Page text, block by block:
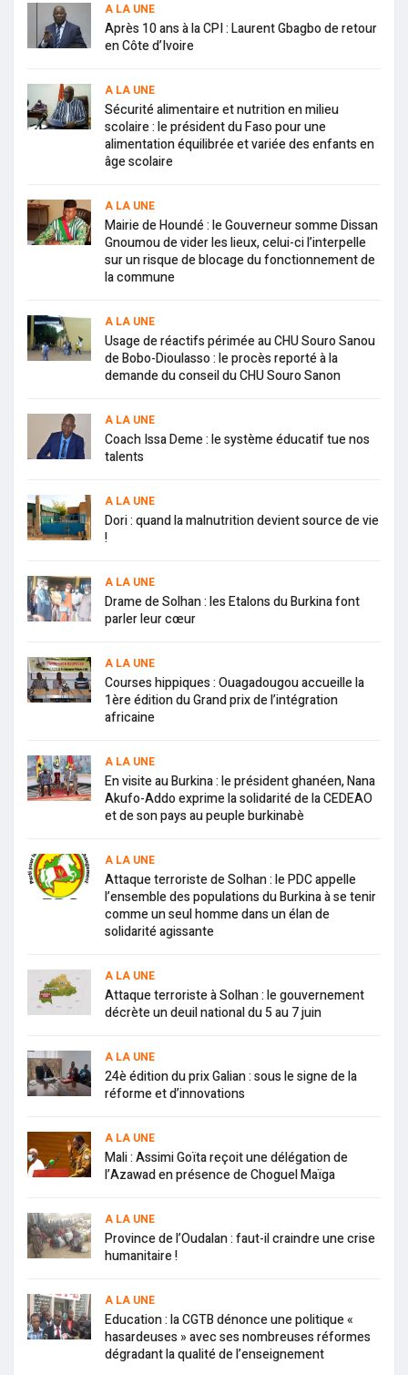
A LA UNE
Après 10 ans à la CPI : Laurent Gbagbo de retour
en Côte d’Ivoire
A LA UNE
Sécurité alimentaire et nutrition en milieu
scolaire : le président du Faso pour une
alimentation équilibrée et variée des enfants en
âge scolaire
A LA UNE
Mairie de Houndé : le Gouverneur somme Dissan
Gnoumou de vider les lieux, celui-ci l’interpelle
sur un risque de blocage du fonctionnement de
la commune
A LA UNE
Usage de réactifs périmée au CHU Souro Sanou
de Bobo-Dioulasso : le procès reporté à la
demande du conseil du CHU Souro Sanon
A LA UNE
Coach Issa Deme : le système éducatif tue nos
talents
A LA UNE
Dori : quand la malnutrition devient source de vie
!
A LA UNE
Drame de Solhan : les Etalons du Burkina font
parler leur cœur
A LA UNE
Courses hippiques : Ouagadougou accueille la
1ère édition du Grand prix de l’intégration
africaine
A LA UNE
En visite au Burkina : le président ghanéen, Nana
Akufo-Addo exprime la solidarité de la CEDEAO
et de son pays au peuple burkinabè
A LA UNE
Attaque terroriste de Solhan : le PDC appelle
l’ensemble des populations du Burkina à se tenir
comme un seul homme dans un élan de
solidarité agissante
A LA UNE
Attaque terroriste à Solhan : le gouvernement
décrète un deuil national du 5 au 7 juin
A LA UNE
24è édition du prix Galian : sous le signe de la
réforme et d’innovations
A LA UNE
Mali : Assimi Goïta reçoit une délégation de
l’Azawad en présence de Choguel Maïga
A LA UNE
Province de l’Oudalan : faut-il craindre une crise
humanitaire !
A LA UNE
Education : la CGTB dénonce une politique «
hasardeuses » avec ses nombreuses réformes
dégradant la qualité de l’enseignement